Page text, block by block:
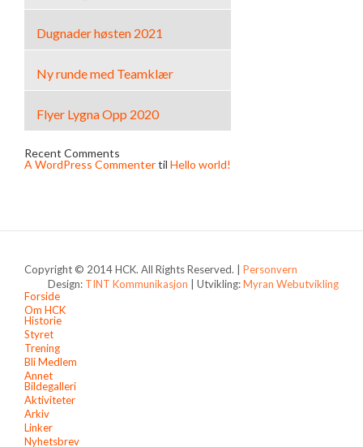
Dugnader høsten 2021
Ny runde med Teamklær
Flyer Lygna Opp 2020
Recent Comments
A WordPress Commentertil Hello world!
Copyright © 2014 HCK. All Rights Reserved. | Personvern
Design: TINT Kommunikasjon | Utvikling:Myran Webutvikling
Forside
Om HCK
Historie
Styret
Trening
Bli Medlem
Annet
Bildegalleri
Aktiviteter
Arkiv
Linker
Nyhetsbrev